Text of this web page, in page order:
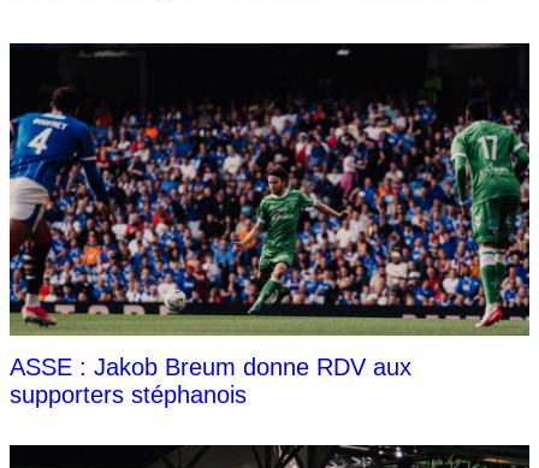
ASSE : Jakob Breum donne RDV aux
supporters stéphanois